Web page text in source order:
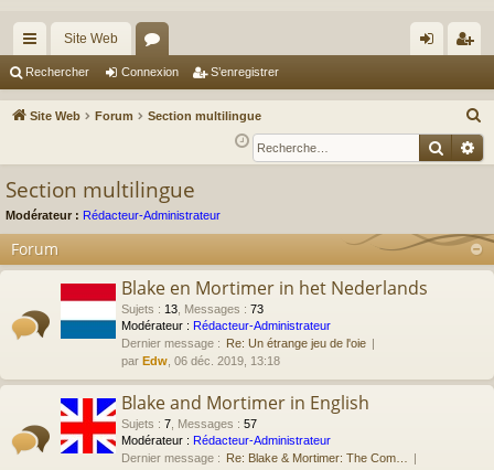
cc
ès
Site Web
or
u ne
xi
nr
eg
r
Rechercher Connexion S’enregistrer
Site Web Forum Section multilingue
e
c
r
Section multilingue
Modérateur : Rédacteur-Administrateur
Forum
Blake en Mortimer in het Nederlands
Sujets : 13 Messages : 73
Modérateur : Rédacteur-Administrateur
Dernier message :
Re: Un étrange jeu de l'oie
par Edw , 06 déc. 2019, 13:18
Blake and Mortimer in English
Sujets : 7 Messages : 57
Modérateur : Rédacteur-Administrateur
Dernier message :
Re: Blake & Mortimer: The Com…